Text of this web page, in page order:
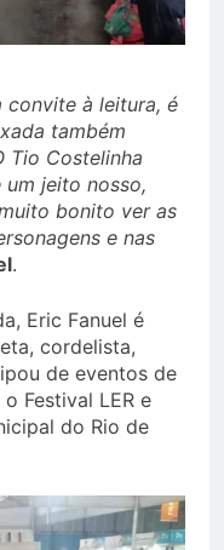
convite à leitura, é
também
Tio Costelinha
jeito nosso,
bonito ver as
e nas
.
Eric Fanuel é
cordelista,
de eventos de
Festival LER e
do Rio de